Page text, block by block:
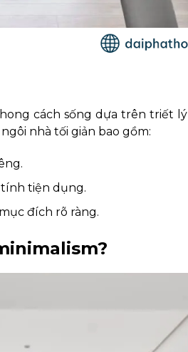
cách sống dựa trên triết lý
nhà tối giản bao gồm:
tiện dụng.
đích rõ ràng.